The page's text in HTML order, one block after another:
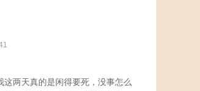
两天真的是闲得要死，没事怎么